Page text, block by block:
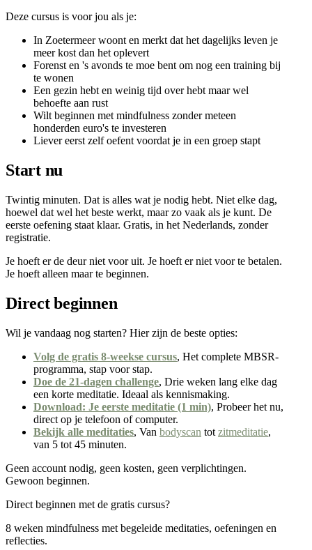
Deze cursus is voor jou als je:
In Zoetermeer woont en merkt dat het dagelijks leven je
meer kost dan het oplevert
Forenst en 's avonds te moe bent om nog een training bij
te wonen
Een gezin hebt en weinig tijd over hebt maar wel
behoefte aan rust
Wilt beginnen met mindfulness zonder meteen
honderden euro's te investeren
Liever eerst zelf oefent voordat je in een groep stapt
Start nu
Twintig minuten. Dat is alles wat je nodig hebt. Niet elke dag,
hoewel dat wel het beste werkt, maar zo vaak als je kunt. De
eerste oefening staat klaar. Gratis, in het Nederlands, zonder
registratie.
Je hoeft er de deur niet voor uit. Je hoeft er niet voor te betalen.
Je hoeft alleen maar te beginnen.
Direct beginnen
Wil je vandaag nog starten? Hier zijn de beste opties:
Volg de gratis 8-weekse cursus, Het complete MBSR-
programma, stap voor stap.
Doe de 21-dagen challenge, Drie weken lang elke dag
een korte meditatie. Ideaal als kennismaking.
Download: Je eerste meditatie (1 min), Probeer het nu,
direct op je telefoon of computer.
Bekijk alle meditaties, Van bodyscan tot zitmeditatie,
van 5 tot 45 minuten.
Geen account nodig, geen kosten, geen verplichtingen.
Gewoon beginnen.
Direct beginnen met de gratis cursus?
8 weken mindfulness met begeleide meditaties, oefeningen en
reflecties.